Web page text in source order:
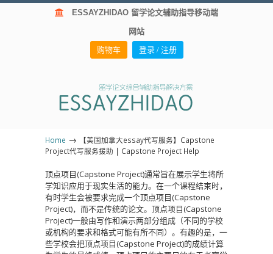
ESSAYZHIDAO 留学论文辅助指导移动端
网站
购物车 登录 / 注册
Home →
【美国加拿大essay代写服务】Capstone
Project代写服务援助 | Capstone Project Help
顶点项目(Capstone Project)通常旨在展示学生将所
学知识应用于现实生活的能力。在一个课程结束时，
有时学生会被要求完成一个顶点项目(Capstone
Project)，而不是传统的论文。顶点项目(Capstone
Project)一般由写作和演示两部分组成（不同的学校
或机构的要求和格式可能有所不同）。有趣的是，一
些学校会把顶点项目(Capstone Project)的成绩计算